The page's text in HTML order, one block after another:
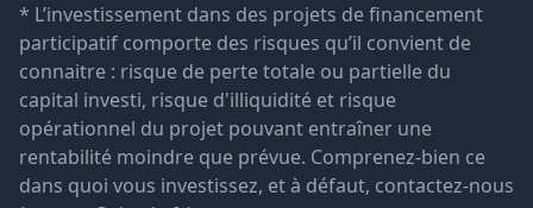
* L’investissement dans des projets de financement
participatif comporte des risques qu’il convient de
connaitre : risque de perte totale ou partielle du
capital investi, risque d'illiquidité et risque
opérationnel du projet pouvant entraîner une
rentabilité moindre que prévue. Comprenez-bien ce
dans quoi vous investissez, et à défaut, contactez-nous